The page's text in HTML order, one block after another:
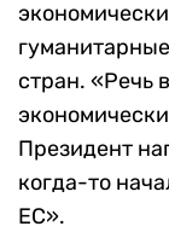
стран. «Речь
Президент
когда-то
ЕС».